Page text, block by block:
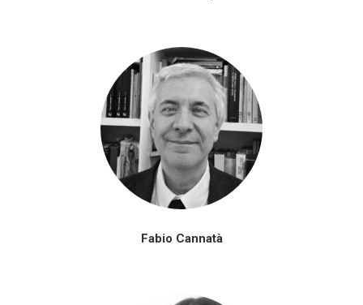
Fabio Cannatà